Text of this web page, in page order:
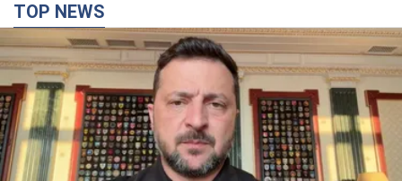
TOP NEWS